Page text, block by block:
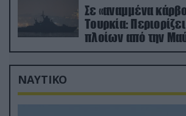
Σε «αναμμένα
Τουρκία:
πλοίων από την
ΝΑΥΤΙΚΟ